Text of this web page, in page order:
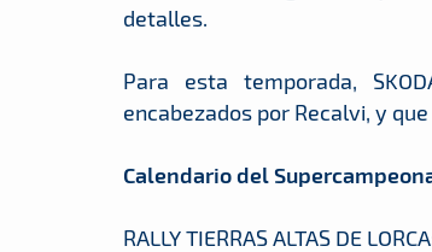
detalles.
Para esta temporada,
encabezados por Recalvi, y
Calendario del
RALLY TIERRAS ALTAS DE